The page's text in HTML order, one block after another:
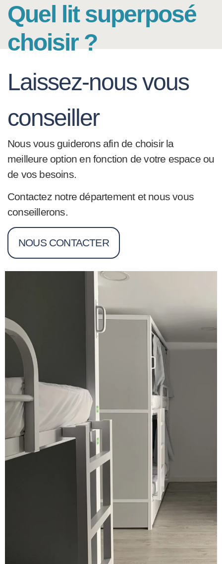
Quel lit superposé
choisir ?
Laissez-nous vous
conseiller
Nous vous guiderons afin de choisir la
meilleure option en fonction de votre espace ou
de vos besoins.
Contactez notre département et nous vous
conseillerons.
NOUS CONTACTER